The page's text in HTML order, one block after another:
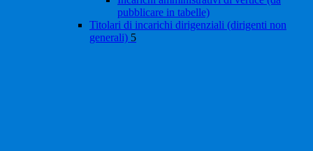
pubblicare in tabelle)
Titolari di incarichi dirigenziali (dirigenti non
generali) 5